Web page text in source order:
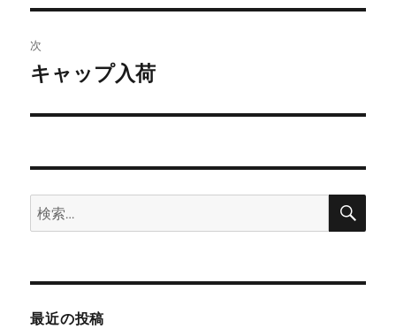
ビ
ゲ
ー
ン
投
稿:
次
次
投
キャップ入荷
検
索:
検
最近の投稿